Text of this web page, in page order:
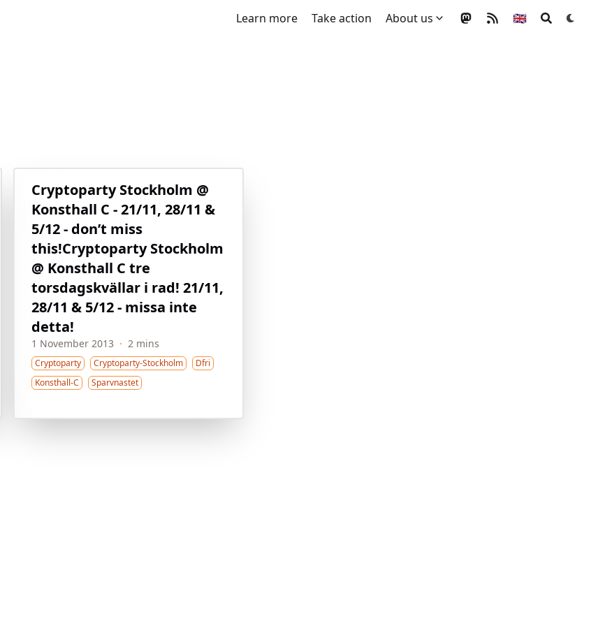
Learn more Take action About us 🇬🇧
Cryptoparty Stockholm @
Konsthall C - 21/11, 28/11 &
5/12 - don’t miss
this!Cryptoparty Stockholm
@ Konsthall C tre
torsdagskvällar i rad! 21/11,
28/11 & 5/12 - missa inte
detta!
1 November 2013 · 2 mins
Cryptoparty Cryptoparty-Stockholm
Dfri
Konsthall-C
Sparvnastet